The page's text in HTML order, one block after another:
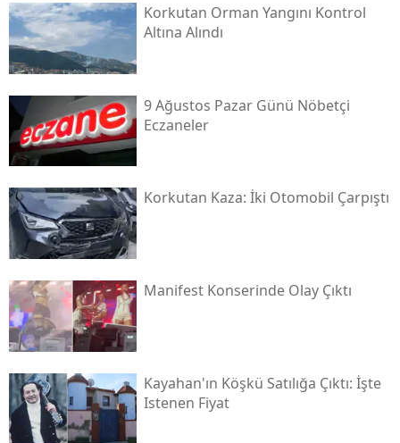
Korkutan Orman Yangını Kontrol
Altına Alındı
9 Ağustos Pazar Günü Nöbetçi
Eczaneler
Korkutan Kaza: İki Otomobil Çarpıştı
Manifest Konserinde Olay Çıktı
Kayahan'ın Köşkü Satılığa Çıktı: İşte
Istenen Fiyat